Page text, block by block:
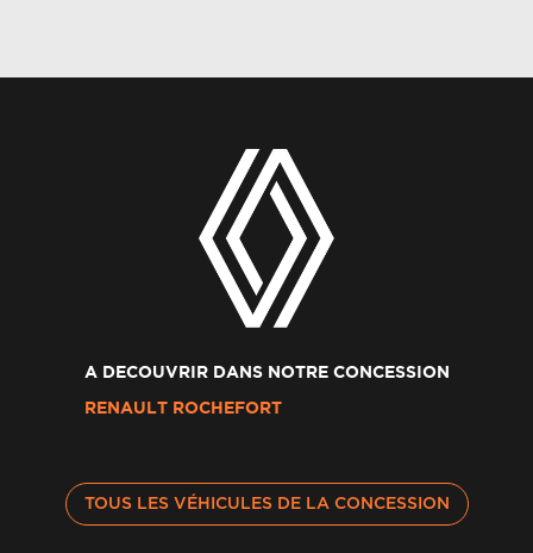
A DECOUVRIR DANS NOTRE CONCESSION
RENAULT ROCHEFORT
TOUS LES VÉHICULES DE LA CONCESSION